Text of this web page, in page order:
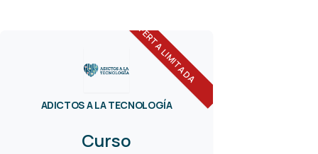
OFERTA LIMITADA
ADICTOS A LA TECNOLOGÍA
Curso